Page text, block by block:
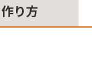
作り方